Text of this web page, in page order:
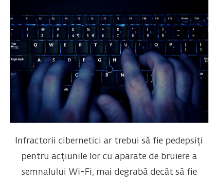
Infractorii cibernetici ar trebui să fie pedepsiți
pentru acțiunile lor cu aparate de bruiere a
semnalului Wi-Fi, mai degrabă decât să fie